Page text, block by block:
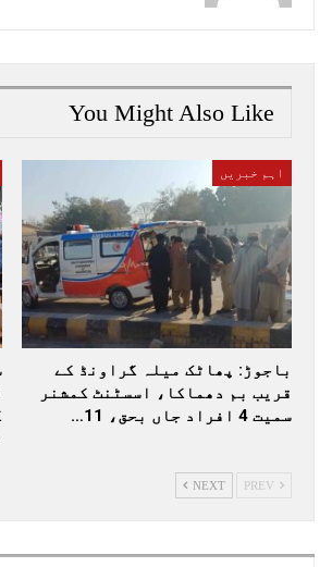
You Might Also Like
اہم خبریں
باجوڑ: پھاٹک میلہ گراونڈ کے
قریب بم دھماکا، اسسٹنٹ کمشنر
سمیت 4 افراد جاں بحق، 11…
NEXT